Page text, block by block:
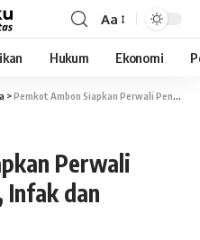
Aa
Hukum Ekonomi
>Pemkot Ambon Siapkan Perwali Pengelolaan Zakat, Infak dan Sedekah
Perwali
Infak dan